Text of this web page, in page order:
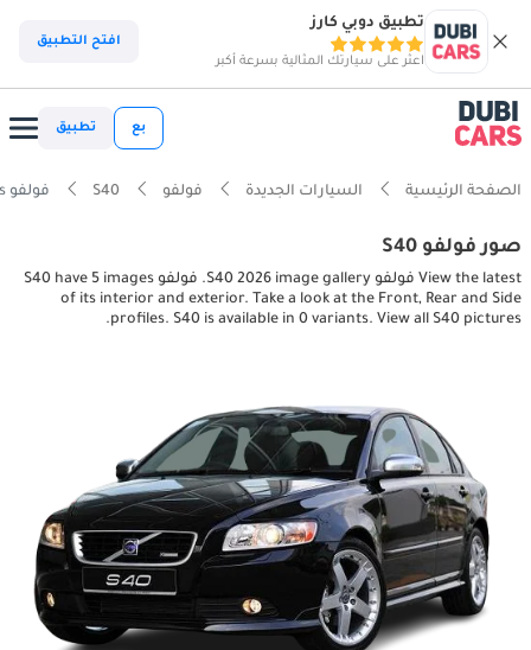
تطبيق دوبي كارز
اعثر على سيارتك المثالية بسرعة أكبر
افتح التطبيق
بع تطبيق
الصفحة الرئيسية السيارات الجديدة فولفو S40 فولفو S40 interior, exterior pictures
صور فولفو S40
View the latest فولفو S40 2026 image gallery. فولفو S40 have 5 images
of its interior and exterior. Take a look at the Front, Rear and Side
profiles. S40 is available in 0 variants. View all S40 pictures.